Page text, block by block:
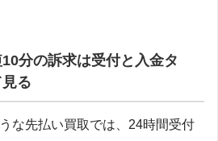
分の訴求は受付と入金タ
る
な先払い買取では、24時間受付